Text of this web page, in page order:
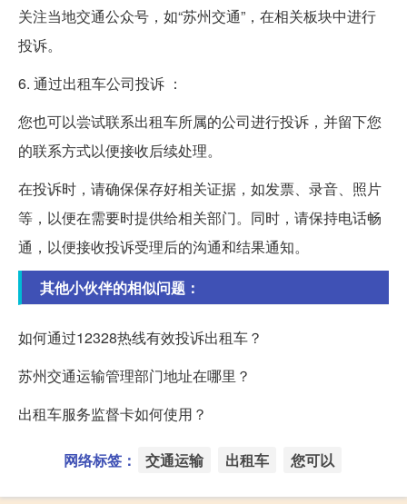
关注当地交通公众号，如“苏州交通”，在相关板块中进行
投诉。
6. 通过出租车公司投诉 ：
您也可以尝试联系出租车所属的公司进行投诉，并留下您
的联系方式以便接收后续处理。
在投诉时，请确保保存好相关证据，如发票、录音、照片
等，以便在需要时提供给相关部门。同时，请保持电话畅
通，以便接收投诉受理后的沟通和结果通知。
其他小伙伴的相似问题：
如何通过12328热线有效投诉出租车？
苏州交通运输管理部门地址在哪里？
出租车服务监督卡如何使用？
网络标签： 交通运输 出租车 您可以